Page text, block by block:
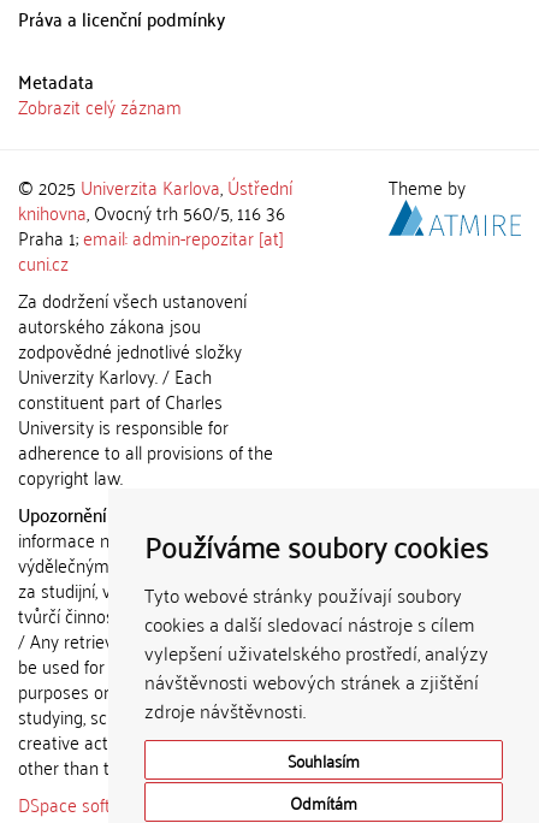
Používáme soubory cookies
Tyto webové stránky používají soubory
cookies a další sledovací nástroje s cílem
vylepšení uživatelského prostředí, analýzy
návštěvnosti webových stránek a zjištění
zdroje návštěvnosti.
Souhlasím
Odmítám
Práva a licenční podmínky
Metadata
Zobrazit celý záznam
© 2025 Univerzita Karlova,Ústřední
knihovna, Ovocný trh 560/5, 116 36
Praha 1;email: admin-repozitar [at]
cuni.cz
Za dodržení všech ustanovení
autorského zákona jsou
zodpovědné jednotlivé složky
Univerzity Karlovy. / Each
constituent part of Charles
University is responsible for
adherence to all provisions of the
copyright law.
Upozornění / Notice:
informace nemohou být použity k
výdělečným účelům nebo vydávány
za studijní, vědeckou nebo jinou
tvůrčí činnost jiné osoby než autora.
/ Any retrieved information shall not
be used for any commercial
purposes or claimed as results of
studying, scientific or any other
creative activities of any person
other than the author.
DSpace software
copyright © 2002-
Theme by